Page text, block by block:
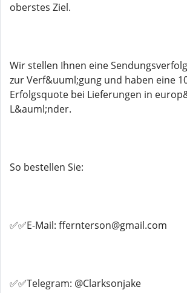
oberstes Ziel.
Wir stellen Ihnen eine
zur Verf&uuml;gung und haben eine
Erfolgsquote bei Lieferungen in
L&auml;nder.
So bestellen Sie:
✅✅E-Mail: ffernterson@gmail.com
✅✅Telegram: @Clarksonjake